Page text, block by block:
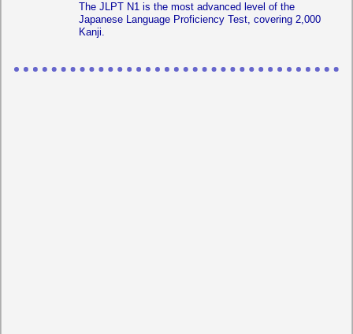
The JLPT N1 is the most advanced level of the
Japanese Language Proficiency Test, covering 2,000
Kanji.